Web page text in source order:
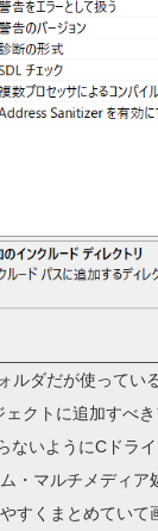
ルダだが使って
クトに追加すべ
いようにCドラ
・マルチメディ
すくまとめてい